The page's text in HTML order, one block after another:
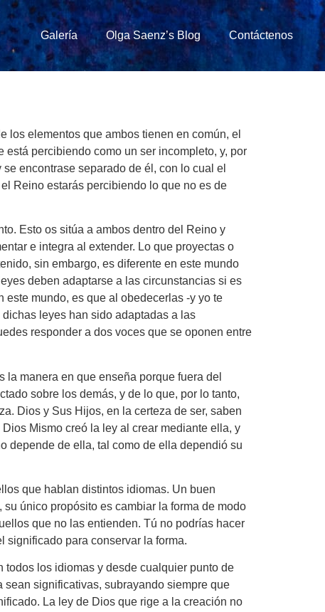
Galería Olga Saenz’s Blog Contáctenos
los elementos que ambos tienen en común, el
percibiendo como un ser incompleto, y, por
encontrase separado de él, con lo cual el
Reino estarás percibiendo lo que no es de
Esto os sitúa a ambos dentro del Reino y
e integra al extender. Lo que proyectas o
sin embargo, es diferente en este mundo
deben adaptarse a las circunstancias si es
mundo, es que al obedecerlas -y yo te
leyes han sido adaptadas a las
responder a dos voces que se oponen entre
la manera en que enseña porque fuera del
sobre los demás, y de lo que, por lo tanto,
Dios y Sus Hijos, en la certeza de ser, saben
Mismo creó la ley al crear mediante ella, y
depende de ella, tal como de ella dependió su
que hablan distintos idiomas. Un buen
único propósito es cambiar la forma de modo
que no las entienden. Tú no podrías hacer
significado para conservar la forma.
todos los idiomas y desde cualquier punto de
significativas, subrayando siempre que
La ley de Dios que rige a la creación no